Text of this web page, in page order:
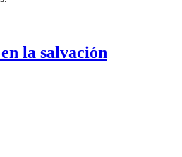
la salvación